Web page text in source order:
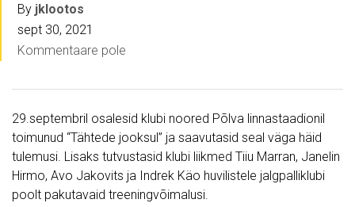
By jklootos
sept 30, 2021
Kommentaare pole
29.septembril osalesid klubi noored Põlva linnastaadionil
toimunud “Tähtede jooksul” ja saavutasid seal väga häid
tulemusi. Lisaks tutvustasid klubi liikmed Tiiu Marran, Janelin
Hirmo, Avo Jakovits ja Indrek Käo huvilistele jalgpalliklubi
poolt pakutavaid treeningvõimalusi.